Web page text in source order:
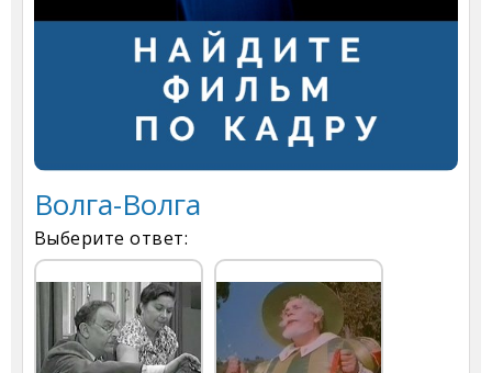
Волга-Волга
Выберите ответ: